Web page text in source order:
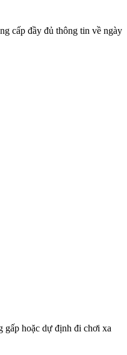
cấp đầy đủ thông tin về ngày
gấp hoặc dự định đi chơi xa